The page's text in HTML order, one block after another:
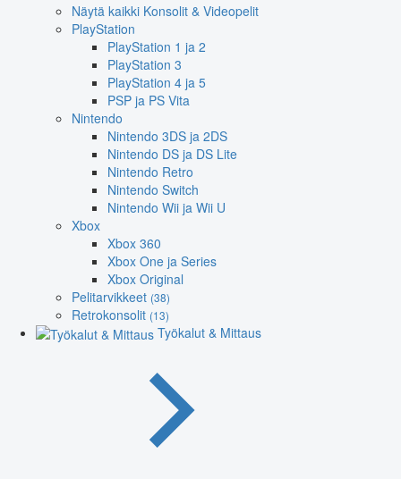
Näytä kaikki Konsolit & Videopelit
PlayStation
PlayStation 1 ja 2
PlayStation 3
PlayStation 4 ja 5
PSP ja PS Vita
Nintendo
Nintendo 3DS ja 2DS
Nintendo DS ja DS Lite
Nintendo Retro
Nintendo Switch
Nintendo Wii ja Wii U
Xbox
Xbox 360
Xbox One ja Series
Xbox Original
Pelitarvikkeet (38)
Retrokonsolit (13)
Työkalut & Mittaus